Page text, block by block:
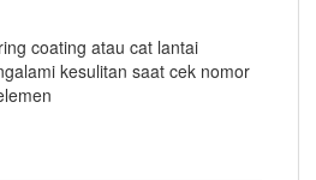
coating atau cat lantai
kesulitan saat cek nomor